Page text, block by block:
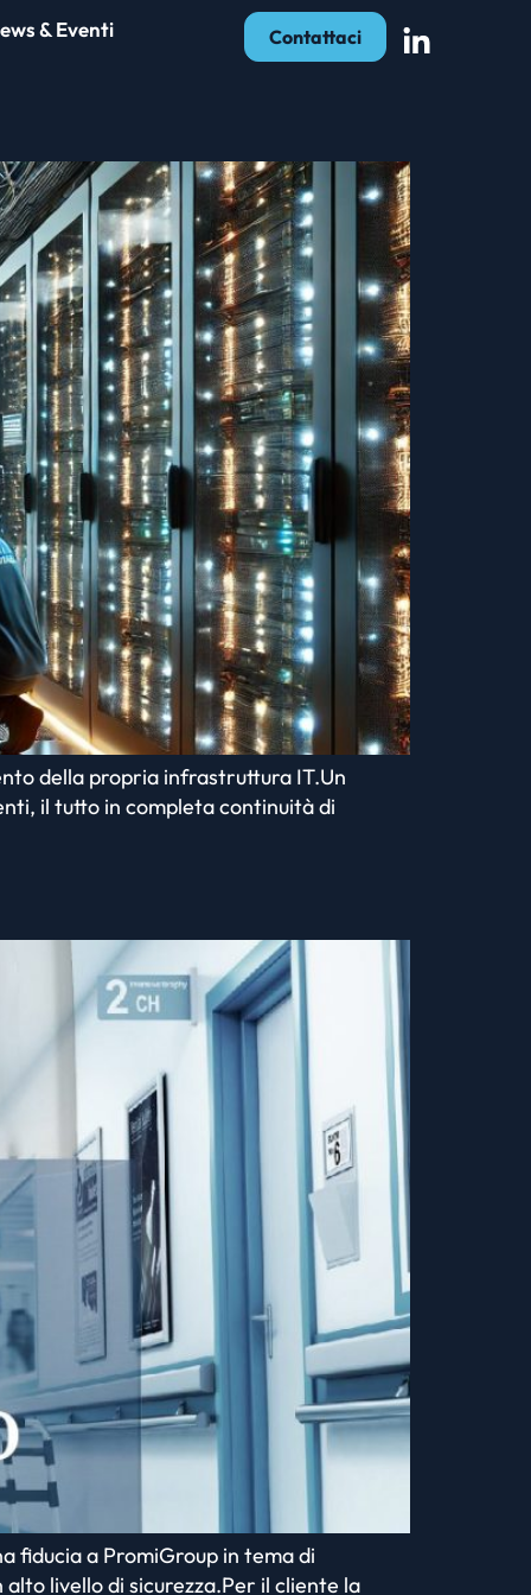
& Eventi Contattaci
della propria infrastruttura IT.Un
il tutto in completa continuità di
fiducia a PromiGroup in tema di
livello di sicurezza.Per il cliente la